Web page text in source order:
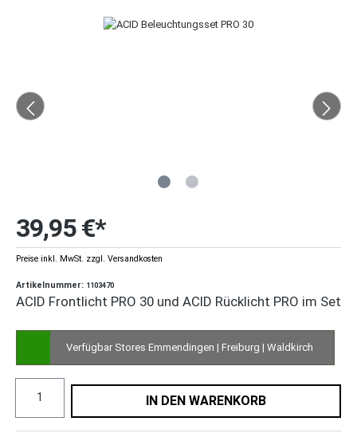
39,95 €*
Preise inkl. MwSt. zzgl. Versandkosten
Artikelnummer: 1103470
ACID Frontlicht PRO 30 und ACID Rücklicht PRO im Set
Verfügbar Stores Emmendingen | Freiburg | Waldkirch
IN DEN WARENKORB